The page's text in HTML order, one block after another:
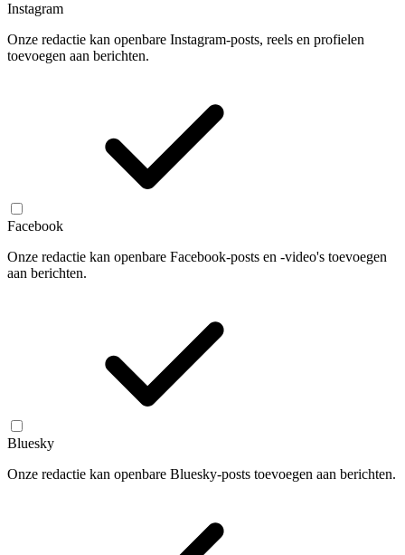
Instagram
Onze redactie kan openbare Instagram-posts, reels en profielen
toevoegen aan berichten.
Facebook
Onze redactie kan openbare Facebook-posts en -video's toevoegen
aan berichten.
Bluesky
Onze redactie kan openbare Bluesky-posts toevoegen aan berichten.